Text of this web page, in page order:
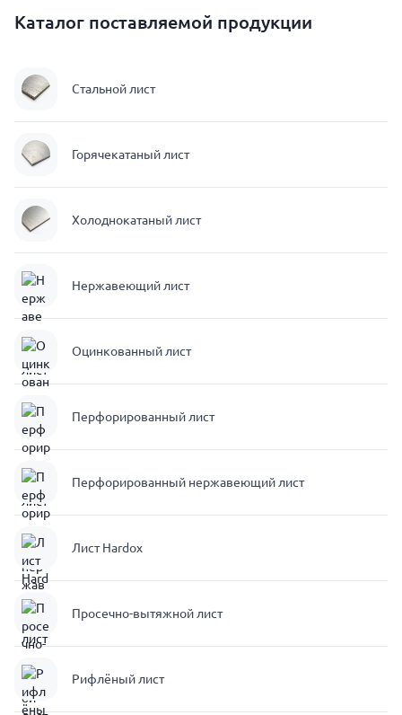
Каталог поставляемой продукции
Стальной лист
Горячекатаный лист
Холоднокатаный лист
Нержавеющий лист
Оцинкованный лист
Перфорированный лист
Перфорированный нержавеющий лист
Лист Hardox
Просечно-вытяжной лист
Рифлёный лист